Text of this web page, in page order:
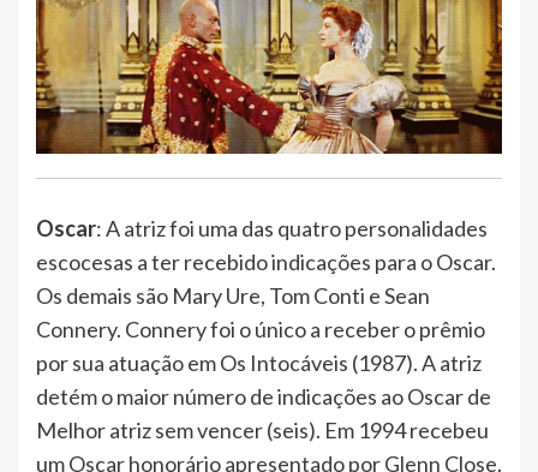
Oscar: A atriz foi uma das quatro personalidades
escocesas a ter recebido indicações para o Oscar.
Os demais são Mary Ure, Tom Conti e Sean
Connery. Connery foi o único a receber o prêmio
por sua atuação em Os Intocáveis (1987). A atriz
detém o maior número de indicações ao Oscar de
Melhor atriz sem vencer (seis). Em 1994 recebeu
um Oscar honorário apresentado por Glenn Close.